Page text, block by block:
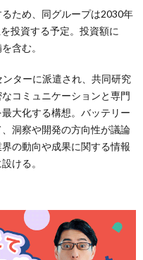
ため、同グループは2030年
投資する予定。投資額に
含む。
ターに派遣され、共同研究
コミュニケーションと専門
大化する構想。バッテリー
洞察や開発の方向性が議論
の動向や成果に関する情報
ける。